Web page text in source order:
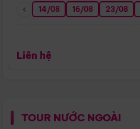
14/08 16/08 23/08
Liên hệ
TOUR NƯỚC NGOÀI